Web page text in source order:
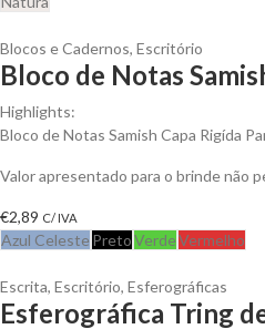
Blocos e Cadernos, Escritório
Bloco de Notas
Highlights:
Bloco de Notas Samish Capa Rigída
Valor apresentado para o brinde não
€2,89 C/ IVA
Azul Celeste PretoVerdeVermelho
Escrita, Escritório, Esferográficas
Esferográfica Tring